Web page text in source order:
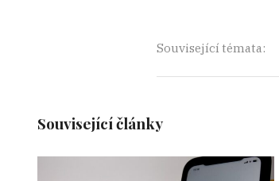
Související témata:
Související články